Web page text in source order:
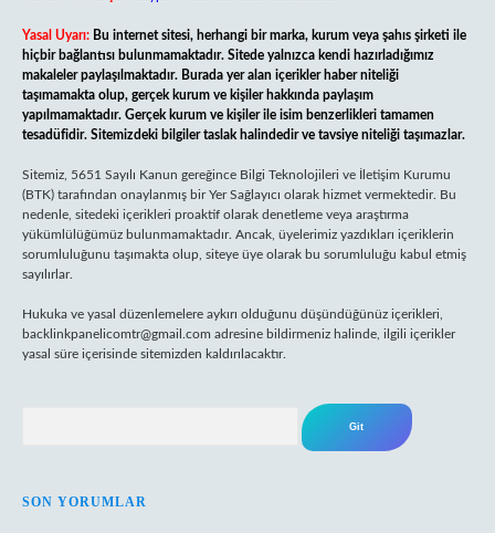
Yasal Uyarı: Bu internet sitesi, herhangi bir marka, kurum veya şahıs şirketi ile
hiçbir bağlantısı bulunmamaktadır. Sitede yalnızca kendi hazırladığımız
makaleler paylaşılmaktadır. Burada yer alan içerikler haber niteliği
taşımamakta olup, gerçek kurum ve kişiler hakkında paylaşım
yapılmamaktadır. Gerçek kurum ve kişiler ile isim benzerlikleri tamamen
tesadüfidir. Sitemizdeki bilgiler taslak halindedir ve tavsiye niteliği taşımazlar.
Sitemiz, 5651 Sayılı Kanun gereğince Bilgi Teknolojileri ve İletişim Kurumu
(BTK) tarafından onaylanmış bir Yer Sağlayıcı olarak hizmet vermektedir. Bu
nedenle, sitedeki içerikleri proaktif olarak denetleme veya araştırma
yükümlülüğümüz bulunmamaktadır. Ancak, üyelerimiz yazdıkları içeriklerin
sorumluluğunu taşımakta olup, siteye üye olarak bu sorumluluğu kabul etmiş
sayılırlar.
Hukuka ve yasal düzenlemelere aykırı olduğunu düşündüğünüz içerikleri,
backlinkpanelicomtr@gmail.com adresine bildirmeniz halinde, ilgili içerikler
yasal süre içerisinde sitemizden kaldırılacaktır.
SON YORUMLAR